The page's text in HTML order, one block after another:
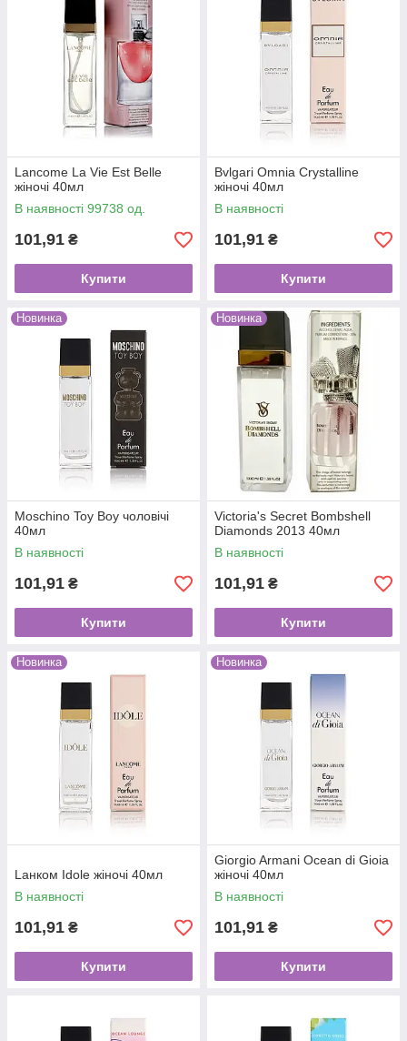
Lancome La Vie Est Belle
жіночі 40мл
В наявності 99738 од.
101,91 ₴
Купити
Bvlgari Omnia Crystalline
жіночі 40мл
В наявності
101,91 ₴
Купити
Новинка
Moschino Toy Boy чоловічі
40мл
В наявності
101,91 ₴
Купити
Новинка
Victoria's Secret Bombshell
Diamonds 2013 40мл
В наявності
101,91 ₴
Купити
Новинка
Lанком Idole жіночі 40мл
В наявності
101,91 ₴
Купити
Новинка
Giorgio Armani Ocean di Gioia
жіночі 40мл
В наявності
101,91 ₴
Купити